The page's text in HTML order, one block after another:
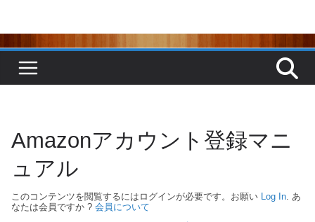
ン
ツ
Amazonアカウント登録マニ
ュアル
このコンテンツを閲覧するにはログインが必要です。お願い Log In. あ
なたは会員ですか ? 会員について